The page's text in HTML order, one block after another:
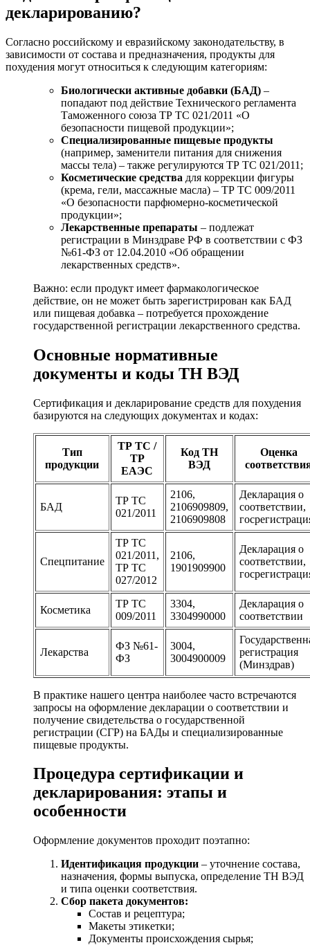
декларированию?
Согласно российскому и евразийскому законодательству, в
зависимости от состава и предназначения, продукты для
похудения могут относиться к следующим категориям:
Биологически активные добавки (БАД) –
попадают под действие Технического регламента
Таможенного союза ТР ТС 021/2011 «О
безопасности пищевой продукции»;
Специализированные пищевые продукты
(например, заменители питания для снижения
массы тела) – также регулируются ТР ТС 021/2011;
Косметические средства для коррекции фигуры
(крема, гели, массажные масла) – ТР ТС 009/2011
«О безопасности парфюмерно-косметической
продукции»;
Лекарственные препараты – подлежат
регистрации в Минздраве РФ в соответствии с ФЗ
№61-ФЗ от 12.04.2010 «Об обращении
лекарственных средств».
Важно: если продукт имеет фармакологическое
действие, он не может быть зарегистрирован как БАД
или пищевая добавка – потребуется прохождение
государственной регистрации лекарственного средства.
Основные нормативные
документы и коды ТН ВЭД
Сертификация и декларирование средств для похудения
базируются на следующих документах и кодах:
Тип
продукции
ТР ТС /
ТР
ЕАЭС
Код ТН
ВЭД
Оценка
БАД
ТР ТС
021/2011
2106,
2106909809,
2106909808
Декларация о
соответствии,
Спецпитание
ТР ТС
021/2011,
ТР ТС
027/2012
2106,
1901909900
Декларация о
соответствии,
Косметика
ТР ТС
009/2011
3304,
3304990000
Декларация о
соответствии
Лекарства
ФЗ №61-
ФЗ
3004,
3004900009
регистрация
(Минздрав)
В практике нашего центра наиболее часто встречаются
запросы на оформление декларации о соответствии и
получение свидетельства о государственной
регистрации (СГР) на БАДы и специализированные
пищевые продукты.
Процедура сертификации и
декларирования: этапы и
особенности
Оформление документов проходит поэтапно:
Идентификация продукции – уточнение состава,
назначения, формы выпуска, определение ТН ВЭД
и типа оценки соответствия.
Сбор пакета документов:
Состав и рецептура;
Макеты этикетки;
Документы происхождения сырья;